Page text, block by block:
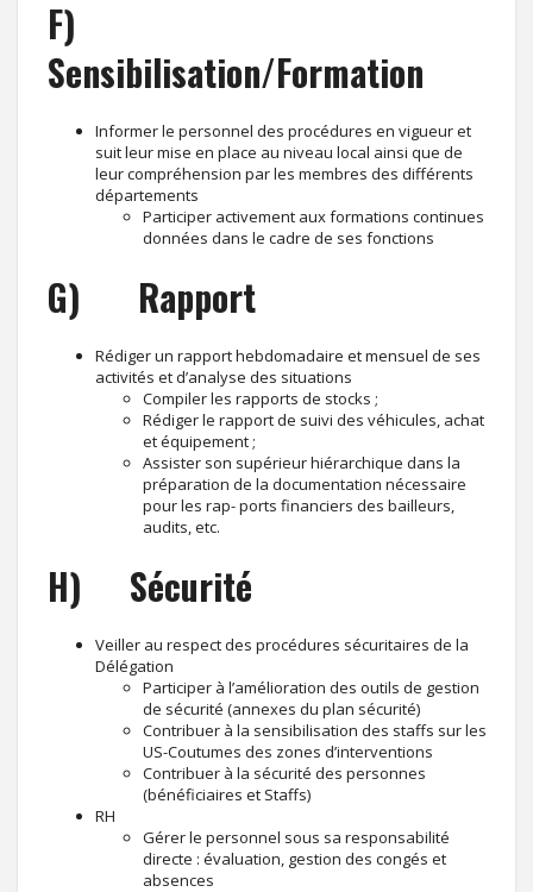
F)
Sensibilisation/Formation
Informer le personnel des procédures en vigueur et
suit leur mise en place au niveau local ainsi que de
leur compréhension par les membres des différents
départements
Participer activement aux formations continues
données dans le cadre de ses fonctions
G) Rapport
Rédiger un rapport hebdomadaire et mensuel de ses
activités et d’analyse des situations
Compiler les rapports de stocks ;
Rédiger le rapport de suivi des véhicules, achat
et équipement ;
Assister son supérieur hiérarchique dans la
préparation de la documentation nécessaire
pour les rap- ports financiers des bailleurs,
audits, etc.
H) Sécurité
Veiller au respect des procédures sécuritaires de la
Délégation
Participer à l’amélioration des outils de gestion
de sécurité (annexes du plan sécurité)
Contribuer à la sensibilisation des staffs sur les
US-Coutumes des zones d’interventions
Contribuer à la sécurité des personnes
(bénéficiaires et Staffs)
RH
Gérer le personnel sous sa responsabilité
directe : évaluation, gestion des congés et
absences